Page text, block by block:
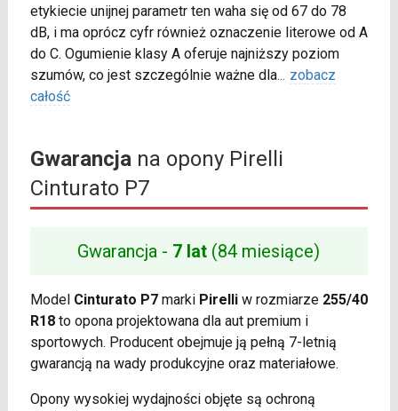
etykiecie unijnej parametr ten waha się od 67 do 78
dB, i ma oprócz cyfr również oznaczenie literowe od A
do C. Ogumienie klasy A oferuje najniższy poziom
szumów, co jest szczególnie ważne dla... zobacz
całość
Gwarancjana opony Pirelli
Cinturato P7
Gwarancja - 7 lat (84 miesiące)
Model Cinturato P7marki Pirelliw rozmiarze 255/40
R18to opona projektowana dla aut premium i
sportowych. Producent obejmuje ją pełną 7-letnią
gwarancją na wady produkcyjne oraz materiałowe.
Opony wysokiej wydajności objęte są ochroną